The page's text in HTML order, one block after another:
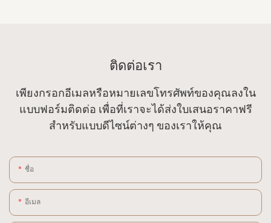
ติดต่อเรา
เพียงกรอกอีเมลหรือหมายเลขโทรศัพท์ของคุณลงใน
แบบฟอร์มติดต่อ เพื่อที่เราจะได้ส่งใบเสนอราคาฟรี
สำหรับแบบดีไซน์ต่างๆ ของเราให้คุณ
ชื่อ
อีเมล